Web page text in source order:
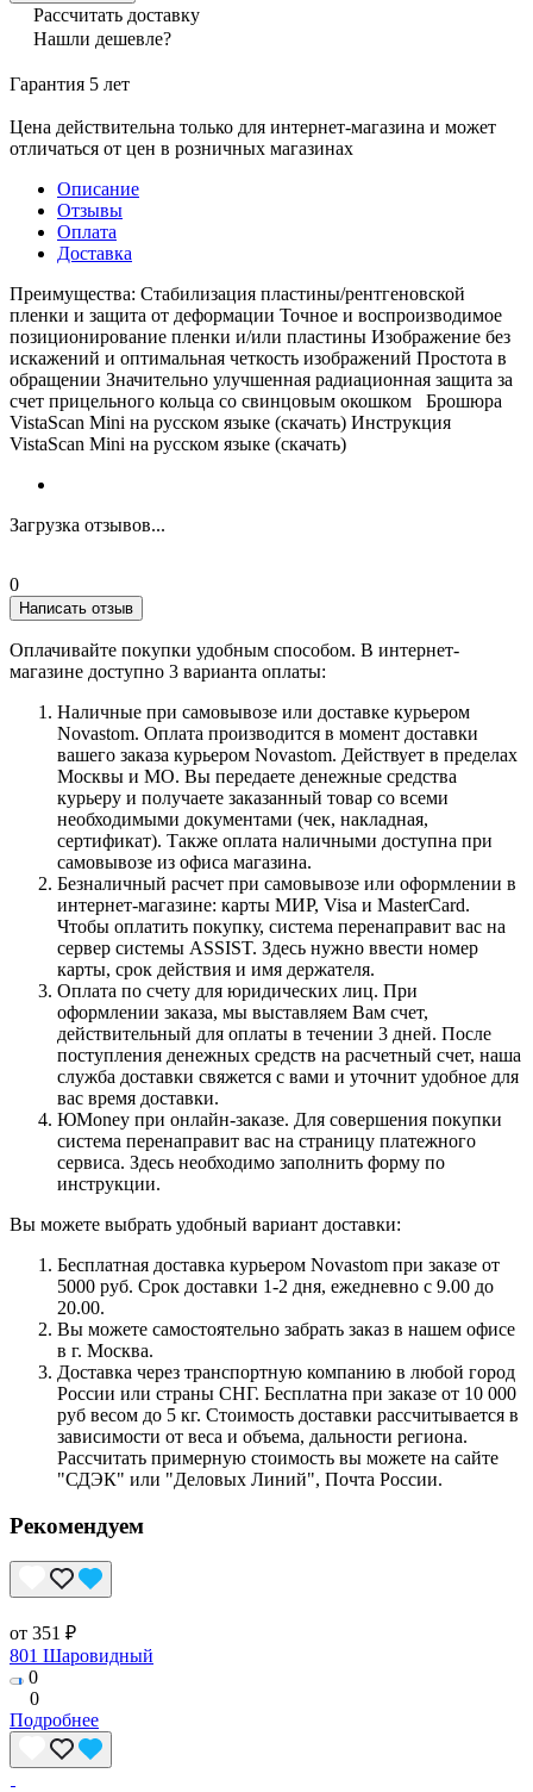
Рассчитать доставку
Нашли дешевле?
Гарантия 5 лет
Цена действительна только для интернет-магазина и может
отличаться от цен в розничных магазинах
Описание
Отзывы
Оплата
Доставка
Преимущества: Стабилизация пластины/рентгеновской
пленки и защита от деформации Точное и воспроизводимое
позиционирование пленки и/или пластины Изображение без
искажений и оптимальная четкость изображений Простота в
обращении Значительно улучшенная радиационная защита за
счет прицельного кольца со свинцовым окошком Брошюра
VistaScan Mini на русском языке (скачать) Инструкция
VistaScan Mini на русском языке (скачать)
Загрузка отзывов...
0
Написать отзыв
Оплачивайте покупки удобным способом. В интернет-
магазине доступно 3 варианта оплаты:
Наличные при самовывозе или доставке курьером
Novastom. Оплата производится в момент доставки
вашего заказа курьером Novastom. Действует в пределах
Москвы и МО. Вы передаете денежные средства
курьеру и получаете заказанный товар со всеми
необходимыми документами (чек, накладная,
сертификат). Также оплата наличными доступна при
самовывозе из офиса магазина.
Безналичный расчет при самовывозе или оформлении в
интернет-магазине: карты МИР, Visa и MasterCard.
Чтобы оплатить покупку, система перенаправит вас на
сервер системы ASSIST. Здесь нужно ввести номер
карты, срок действия и имя держателя.
Оплата по счету для юридических лиц. При
оформлении заказа, мы выставляем Вам счет,
действительный для оплаты в течении 3 дней. После
поступления денежных средств на расчетный счет, наша
служба доставки свяжется с вами и уточнит удобное для
вас время доставки.
ЮMoney при онлайн-заказе. Для совершения покупки
система перенаправит вас на страницу платежного
сервиса. Здесь необходимо заполнить форму по
инструкции.
Вы можете выбрать удобный вариант доставки:
Бесплатная доставка курьером Novastom при заказе от
5000 руб. Срок доставки 1-2 дня, ежедневно с 9.00 до
20.00.
Вы можете самостоятельно забрать заказ в нашем офисе
в г. Москва.
Доставка через транспортную компанию в любой город
России или страны СНГ. Бесплатна при заказе от 10 000
руб весом до 5 кг. Стоимость доставки рассчитывается в
зависимости от веса и объема, дальности региона.
Рассчитать примерную стоимость вы можете на сайте
"СДЭК" или "Деловых Линий", Почта России.
Рекомендуем
от 351 ₽
801 Шаровидный
0
0
Подробнее